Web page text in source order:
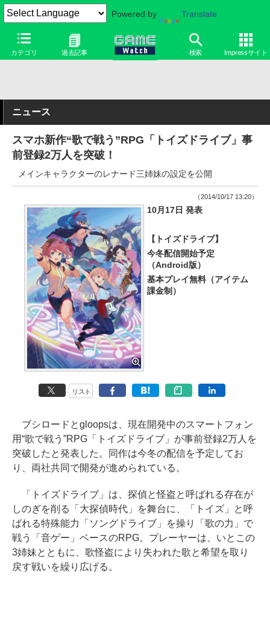
Powered by Translate
カテゴリ 過去記事 検索 Impressサイト
ニュース
スマホ新作“歌で戦う”RPG「トイズドライブ」事
前登録2万人を突破！
メインキャラクターのレナード三姉妹の設定を公開
（2014/10/17 13:20）
10月17日 発表
【トイズドライブ】
今冬配信開始予定
（Android版）
基本プレイ無料（アイテム
課金制）
リスト
ブシロードとgloopsは、現在開発中のスマートフォン
用“歌で戦う”RPG「トイズドライブ」が事前登録2万人を
突破したと発表した。同作は今冬の配信を予定してお
り、両社共同で開発が進められている。
「トイズドライブ」は、探偵と怪盗と呼ばれる存在が
しのぎを削る「大探偵時代」を舞台に、「トイズ」と呼
ばれる特殊能力「ソングドライブ」を操り「歌の力」で
戦う「音ゲー」ベースのRPG。プレーヤーは、いとこの
3姉妹とともに、歌怪盗により失われた歌と希望を取り
戻す戦いを繰り広げる。